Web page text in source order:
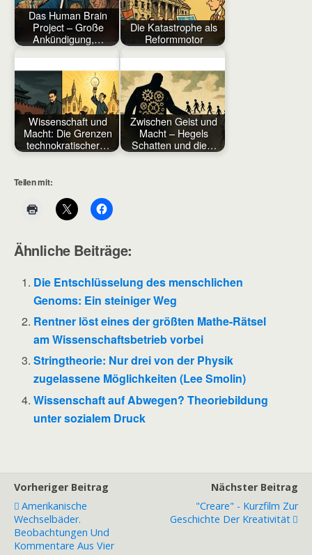
Das Human Brain
Project – Große
Ankündigung,…
Die Katastrophe als
Reformmotor
Wissenschaft und
Macht: Die Grenzen
technokratischer…
Zwischen Geist und
Macht – Hegels
Schatten und die…
Teilen mit:
Ähnliche Beiträge:
Die Entschlüsselung des menschlichen
Genoms: Ein steiniger Weg
Rentner löst eines der größten Mathe-Rätsel
am Wissenschaftsbetrieb vorbei
Stringtheorie: Nur drei von der Physik
zugelassene Möglichkeiten (Lee Smolin)
Wissenschaft auf Abwegen? Theoriebildung
unter sozialem Druck
Vorheriger Beitrag
Amerikanische
Wechselbäder.
Beobachtungen Und
Kommentare Aus Vier
Nächster Beitrag
"Creare" - Kurzfilm Zur
Geschichte Der Kreativität